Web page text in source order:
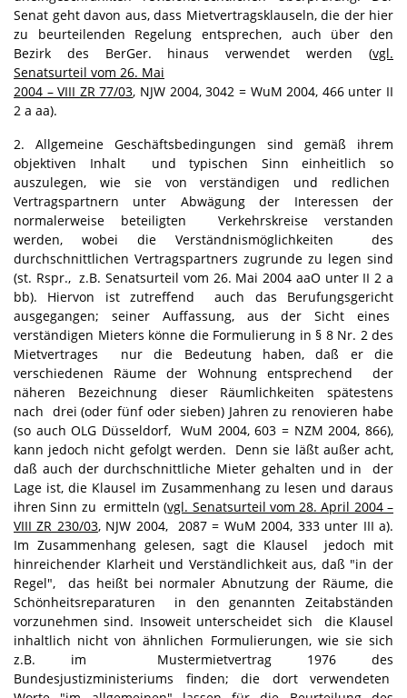
Senat geht davon aus, dass Mietvertragsklauseln, die der hier
zu beurteilenden Regelung entsprechen, auch über den
Bezirk des BerGer. hinaus verwendet werden (vgl.
Senatsurteil vom 26. Mai
2004 – VIII ZR 77/03, NJW 2004, 3042 = WuM 2004, 466 unter II
2 a aa).
2. Allgemeine Geschäftsbedingungen sind gemäß ihrem
objektiven Inhalt und typischen Sinn einheitlich so
auszulegen, wie sie von verständigen und redlichen
Vertragspartnern unter Abwägung der Interessen der
normalerweise beteiligten Verkehrskreise verstanden
werden, wobei die Verständnismöglichkeiten des
durchschnittlichen Vertragspartners zugrunde zu legen sind
(st. Rspr., z.B. Senatsurteil vom 26. Mai 2004 aaO unter II 2 a
bb). Hiervon ist zutreffend auch das Berufungsgericht
ausgegangen; seiner Auffassung, aus der Sicht eines
verständigen Mieters könne die Formulierung in § 8 Nr. 2 des
Mietvertrages nur die Bedeutung haben, daß er die
verschiedenen Räume der Wohnung entsprechend der
näheren Bezeichnung dieser Räumlichkeiten spätestens
nach drei (oder fünf oder sieben) Jahren zu renovieren habe
(so auch OLG Düsseldorf, WuM 2004, 603 = NZM 2004, 866),
kann jedoch nicht gefolgt werden. Denn sie läßt außer acht,
daß auch der durchschnittliche Mieter gehalten und in der
Lage ist, die Klausel im Zusammenhang zu lesen und daraus
ihren Sinn zu ermitteln (vgl. Senatsurteil vom 28. April 2004 –
VIII ZR 230/03, NJW 2004, 2087 = WuM 2004, 333 unter III a).
Im Zusammenhang gelesen, sagt die Klausel jedoch mit
hinreichender Klarheit und Verständlichkeit aus, daß "in der
Regel", das heißt bei normaler Abnutzung der Räume, die
Schönheitsreparaturen in den genannten Zeitabständen
vorzunehmen sind. Insoweit unterscheidet sich die Klausel
inhaltlich nicht von ähnlichen Formulierungen, wie sie sich
z.B. im Mustermietvertrag 1976 des
Bundesjustizministeriums finden; die dort verwendeten